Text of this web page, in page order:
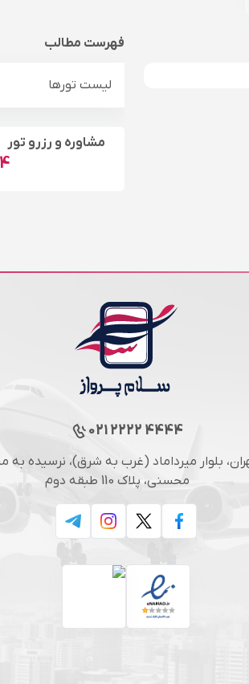
فهرست مطالب
لیست تورها
مشاوره و رزرو تور
021 2222 4444
بلوار میرداماد (غرب به شرق)، نرسیده به
محسنی، پلاک 110 طبقه دوم